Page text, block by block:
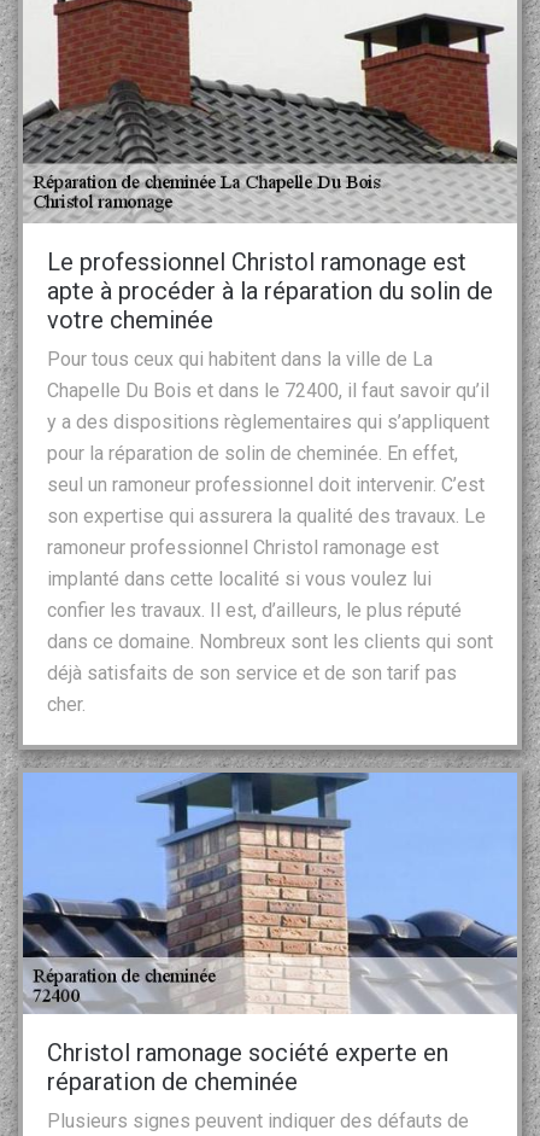
Le professionnel Christol ramonage est
apte à procéder à la réparation du solin de
votre cheminée
Pour tous ceux qui habitent dans la ville de La
Chapelle Du Bois et dans le 72400, il faut savoir qu’il
y a des dispositions règlementaires qui s’appliquent
pour la réparation de solin de cheminée. En effet,
seul un ramoneur professionnel doit intervenir. C’est
son expertise qui assurera la qualité des travaux. Le
ramoneur professionnel Christol ramonage est
implanté dans cette localité si vous voulez lui
confier les travaux. Il est, d’ailleurs, le plus réputé
dans ce domaine. Nombreux sont les clients qui sont
déjà satisfaits de son service et de son tarif pas
cher.
Christol ramonage société experte en
réparation de cheminée
Plusieurs signes peuvent indiquer des défauts de